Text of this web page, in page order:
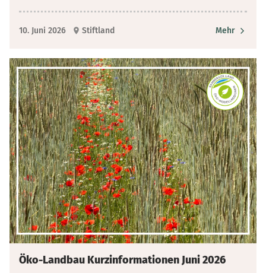
10. Juni 2026 Stiftland Mehr
Öko-Landbau Kurzinformationen Juni 2026